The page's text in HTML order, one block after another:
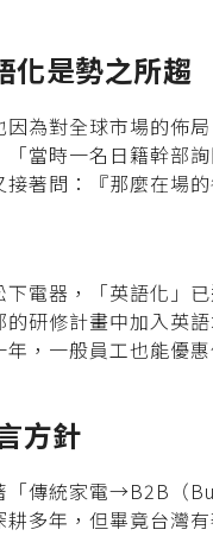
化是勢之所趨
為對全球市場的佈
當時一名日籍幹部
著問：『那麼在場
電器，「英語化」
的研修計畫中加入
，一般員工也能優
方針
「傳統家電→B2B（
多年，但畢竟台灣